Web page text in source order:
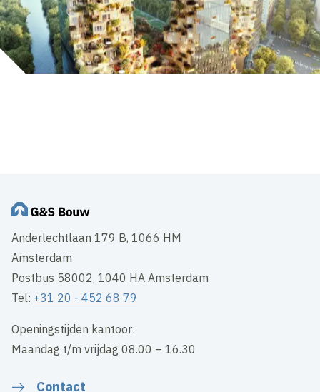
Anderlechtlaan 179 B, 1066 HM
Amsterdam
Postbus 58002, 1040 HA Amsterdam
Tel: +31 20 - 452 68 79
Openingstijden kantoor:
Maandag t/m vrijdag 08.00 – 16.30
Contact